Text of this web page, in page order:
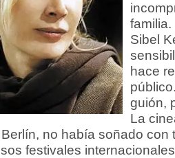
Sibel
hace
guión,
La
no había soñado con
festivales